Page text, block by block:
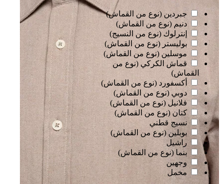
جبردين (نوع من القماش)
دنيم (نوع من القماش)
إنترلوك (نوع من النسيج)
بوليستر (نوع من القماش)
موسلين (نوع من القماش)
قماش الكركي (نوع من
القماش)
أكسفورد (نوع من القماش)
دوبي (نوع من القماش)
فلانيل (نوع من القماش)
كتان (نوع من القماش)
نسيج قطني
بوبلين (نوع من القماش)
راشيل
بنما (نوع من القماش)
وجهين
مخمل